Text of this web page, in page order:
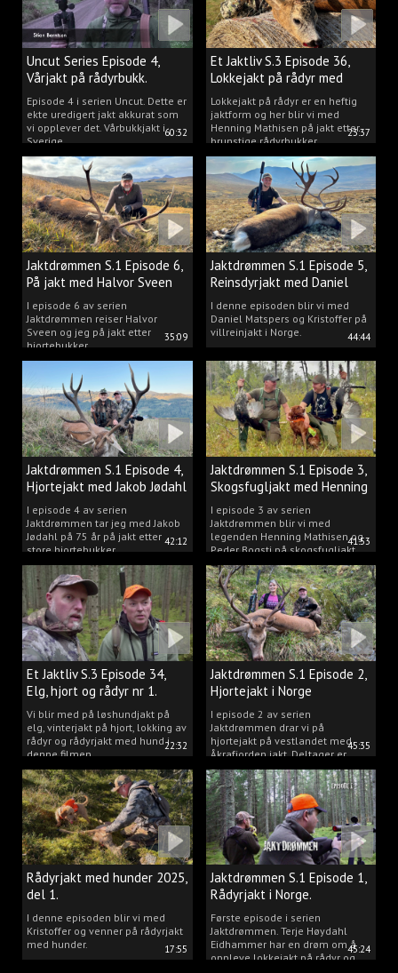
60:32
Uncut Series Episode 4,
Vårjakt på rådyrbukk.
Episode 4 i serien Uncut. Dette er
ekte uredigert jakt akkurat som
vi opplever det. Vårbukkjakt i
Sverige.
23:37
Et Jaktliv S.3 Episode 36,
Lokkejakt på rådyr med
Henning Mathisen
Lokkejakt på rådyr er en heftig
jaktform og her blir vi med
Henning Mathisen på jakt etter
brunstige rådyrbukker.
35:09
Jaktdrømmen S.1 Episode 6,
På jakt med Halvor Sveen
I episode 6 av serien
Jaktdrømmen reiser Halvor
Sveen og jeg på jakt etter
hjortebukker.
44:44
Jaktdrømmen S.1 Episode 5,
Reinsdyrjakt med Daniel
Matspers.
I denne episoden blir vi med
Daniel Matspers og Kristoffer på
villreinjakt i Norge.
42:12
Jaktdrømmen S.1 Episode 4,
Hjortejakt med Jakob Jødahl
I episode 4 av serien
Jaktdrømmen tar jeg med Jakob
Jødahl på 75 år på jakt etter
store hjortebukker.
41:53
Jaktdrømmen S.1 Episode 3,
Skogsfugljakt med Henning
og Peder
I episode 3 av serien
Jaktdrømmen blir vi med
legenden Henning Mathisen og
Peder Bogsti på skogsfugljakt.
22:32
Et Jaktliv S.3 Episode 34,
Elg, hjort og rådyr nr 1.
2025
Vi blir med på løshundjakt på
elg, vinterjakt på hjort, lokking av
rådyr og rådyrjakt med hund i
denne filmen.
45:35
Jaktdrømmen S.1 Episode 2,
Hjortejakt i Norge
I episode 2 av serien
Jaktdrømmen drar vi på
hjortejakt på vestlandet med
Åkrafjorden jakt. Deltager er
Michelle Sofi Thomassen.
17:55
Rådyrjakt med hunder 2025,
del 1.
I denne episoden blir vi med
Kristoffer og venner på rådyrjakt
med hunder.
45:24
Jaktdrømmen S.1 Episode 1,
Rådyrjakt i Norge.
Første episode i serien
Jaktdrømmen. Terje Høydahl
Eidhammer har en drøm om å
oppleve lokkejakt på rådyr og